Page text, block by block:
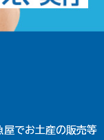
でお土産の販売等